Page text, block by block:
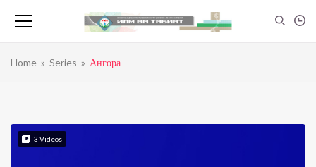
Home » Series » Ангора
3 Videos